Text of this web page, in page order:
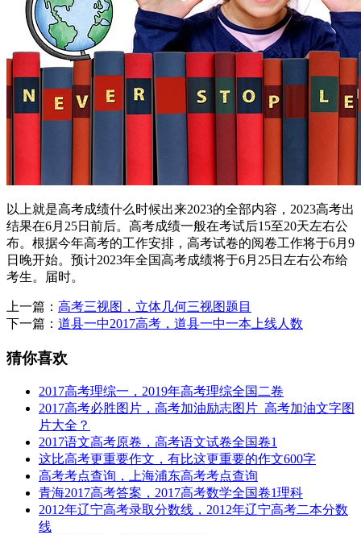
以上就是高考成绩什么时候出来2023的全部内容，2023高考出
结果在6月25日前后。高考成绩一般在考试后15至20天左右公
布。根据今年高考的工作安排，高考试卷的阅卷工作将于6月9
日晚开始。预计2023年全国高考成绩将于6月25日左右公布给
考生。届时。
上一篇： 高考三视图，立体几何三视图题目
下一篇： 道县一中2017高考，道县一中一本上线人数
猜你喜欢
2017高考理综一，2019年高考理综全国二卷
2017高考必胜图片，高考加油励志图片_高考加油文字图
片大全？
2017语文高考原卷，高考语文试卷全国卷1
这比高考更重要作文，有比这更重要的作文600字
高考考点查询，上海浦东高考考点查询
青海2017高考答案，2017高考数学全国卷1理科
2012年辽宁高考录取分数线，2012年辽宁高考二本分数
线